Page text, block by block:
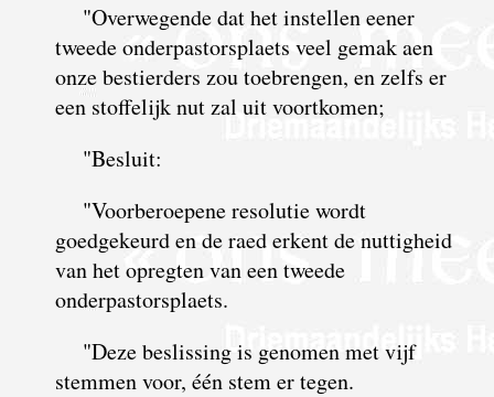
"Overwegende dat het instellen eener
tweede onderpastorsplaets veel gemak aen
onze bestierders zou toebrengen, en zelfs er
een stoffelijk nut zal uit voortkomen;
"Besluit:
"Voorberoepene resolutie wordt
goedgekeurd en de raed erkent de nuttigheid
van het opregten van een tweede
onderpastorsplaets.
"Deze beslissing is genomen met vijf
stemmen voor, één stem er tegen.